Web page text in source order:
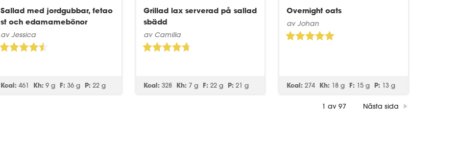
Sallad med jordgubbar, fetao
st och edamamebönor
av Jessica
Kcal: 461 Kh: 9 g F: 36 g P: 22 g
Grillad lax serverad på sallad
sbädd
av Camilla
Kcal: 328 Kh: 7 g F: 22 g P: 21 g
Overnight oats
av Johan
Kcal: 274 Kh: 18 g F: 15 g P: 13 g
1 av 97 Nästa sida